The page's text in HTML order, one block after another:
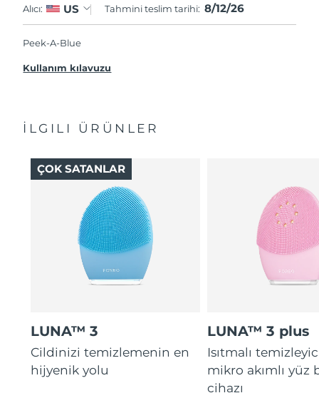
Alıcı: US Tahmini teslim tarihi: 8/12/26
Peek-A-Blue
Kullanım kılavuzu
İLGILI ÜRÜNLER
LUNA™ 3
Cildinizi temizlemenin en
hijyenik yolu
ÇOK SATANLAR
LUNA™ 3 plus
Isıtmalı
mikro akımlı yüz
cihazı